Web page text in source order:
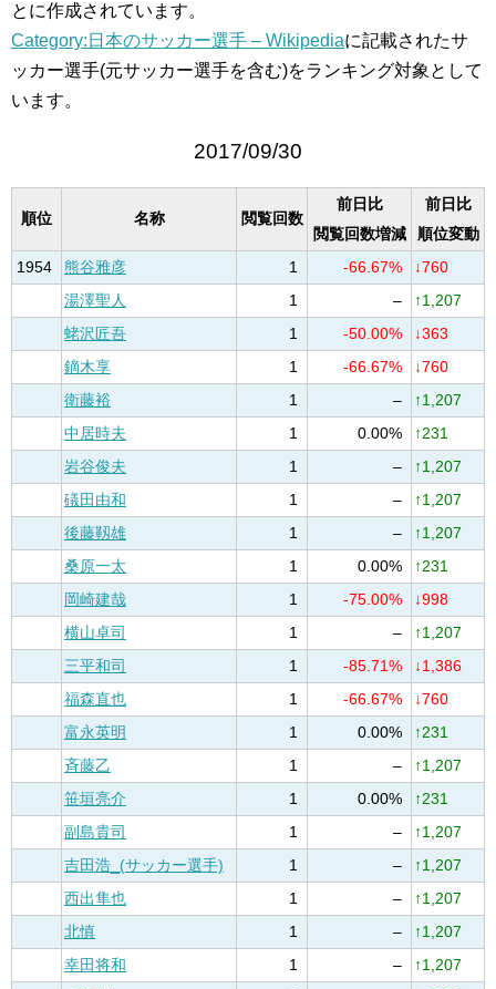
とに作成されています。
Category:日本のサッカー選手 – Wikipediaに記載されたサ
ッカー選手(元サッカー選手を含む)をランキング対象として
います。
2017/09/30
順位 名称 閲覧回数
前日比
閲覧回数増減
前日比
順位変動
1954
熊谷雅彦 1 -66.67%
↓760
湯澤聖人
1 –
↑1,207
蛯沢匠吾
1 -50.00%
↓363
鏑木享
1 -66.67%
↓760
衛藤裕
1 –
↑1,207
中居時夫
1 0.00%
↑231
岩谷俊夫
1 –
↑1,207
礒田由和
1 –
↑1,207
後藤靱雄
1 –
↑1,207
桑原一太
1 0.00%
↑231
岡崎建哉
1 -75.00%
↓998
横山卓司
1 –
↑1,207
三平和司
1 -85.71%
↓1,386
福森直也
1 -66.67%
↓760
富永英明
1 0.00%
↑231
斉藤乙
1 –
↑1,207
笹垣亮介
1 0.00%
↑231
副島貴司
1 –
↑1,207
吉田浩_(サッカー選手)
1 –
↑1,207
西出隼也
1 –
↑1,207
北慎
1 –
↑1,207
幸田将和
1 –
↑1,207